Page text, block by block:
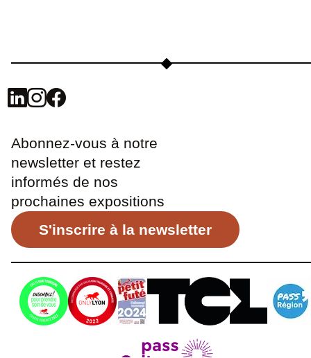
Abonnez-vous à notre
newsletter et restez
informés de nos
prochaines expositions
S'inscrire à la newsletter